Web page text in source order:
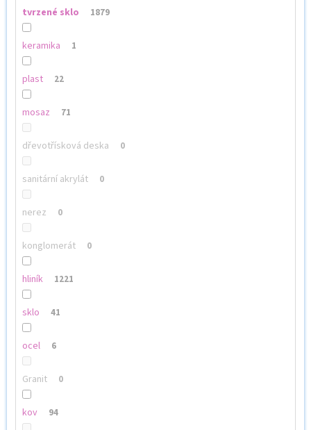
tvrzené sklo 1879
keramika 1
plast 22
mosaz 71
dřevotřísková deska 0
sanitární akrylát 0
nerez 0
konglomerát 0
hliník 1221
sklo 41
ocel 6
Granit 0
kov 94